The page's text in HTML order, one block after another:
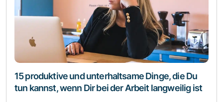
15 produktive und unterhaltsame Dinge, die Du
tun kannst, wenn Dir bei der Arbeit langweilig ist